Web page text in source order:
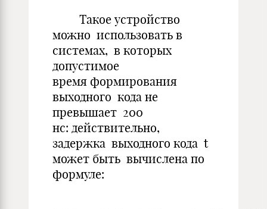
Такое устройство
можно использовать в
системах, в которых
допустимое
время формирования
выходного кода не
превышает 200
нс: действительно,
задержка выходного кода t
может быть вычислена по
формуле: